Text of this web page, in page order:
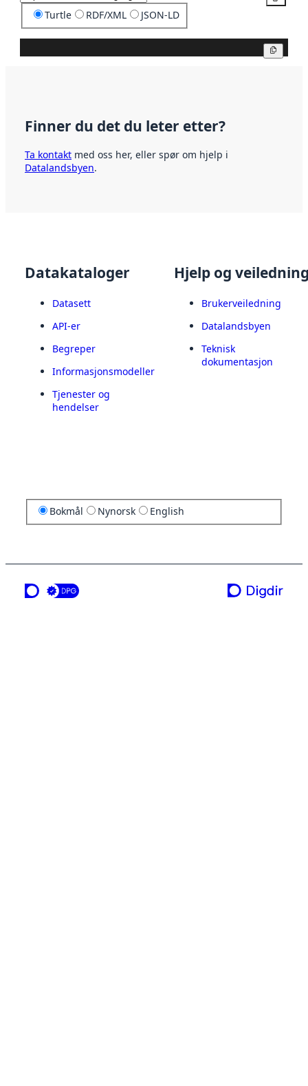
Turtle RDF/XML JSON-LD
Finner du det du leter etter?
Ta kontakt med oss her, eller spør om hjelp i
Datalandsbyen.
Datakataloger
Datasett
API-er
Begreper
Informasjonsmodeller
Tjenester og
hendelser
Hjelp og
Brukerveiledning
Datalandsbyen
Teknisk
dokumentasjon
Bokmål Nynorsk English